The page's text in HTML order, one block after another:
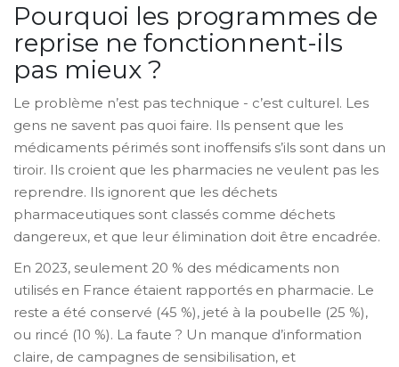
Pourquoi les programmes de
reprise ne fonctionnent-ils
pas mieux ?
Le problème n’est pas technique - c’est culturel. Les
gens ne savent pas quoi faire. Ils pensent que les
médicaments périmés sont inoffensifs s’ils sont dans un
tiroir. Ils croient que les pharmacies ne veulent pas les
reprendre. Ils ignorent que les déchets
pharmaceutiques sont classés comme déchets
dangereux, et que leur élimination doit être encadrée.
En 2023, seulement 20 % des médicaments non
utilisés en France étaient rapportés en pharmacie. Le
reste a été conservé (45 %), jeté à la poubelle (25 %),
ou rincé (10 %). La faute ? Un manque d’information
claire, de campagnes de sensibilisation, et